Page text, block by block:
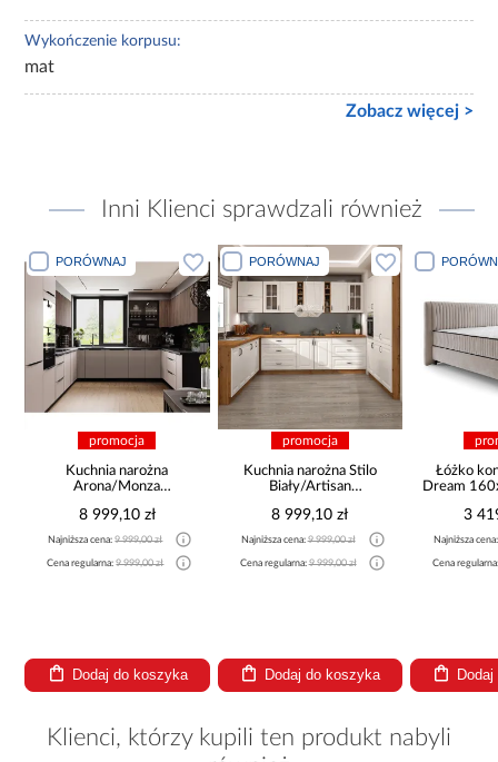
Wykończenie korpusu:
mat
Zobacz więcej >
Inni Klienci sprawdzali również
PORÓWNAJ
promocja
Kuchnia narożna
Arona/Monza
8 999,10 zł
Najniższa cena:9 999,00 zł
Cena regularna:9 999,00 zł
Dodaj do koszyka
PORÓWNAJ
promocja
Kuchnia narożna Stilo
Biały/Artisan
8 999,10 zł
Najniższa cena:9 999,00 zł
Cena regularna:9 999,00 zł
Dodaj do koszyka
Łóżko
Dream
3
Najniższa
Cena
Klienci, którzy kupili ten produkt nabyli